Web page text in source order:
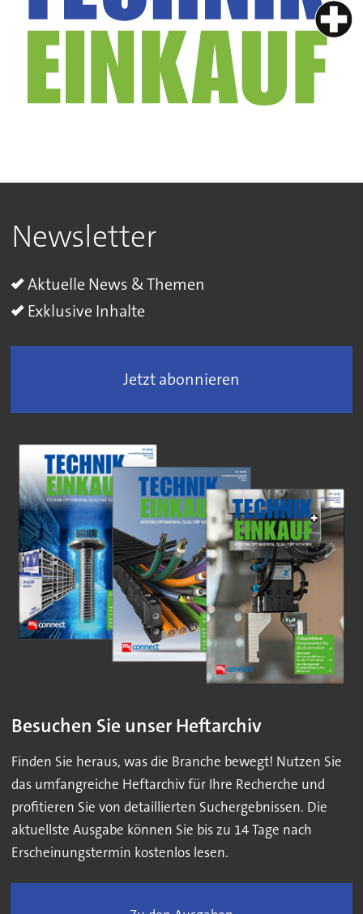
Newsletter
Aktuelle News & Themen
Exklusive Inhalte
Jetzt abonnieren
Besuchen Sie unser Heftarchiv
Finden Sie heraus, was die Branche bewegt! Nutzen Sie
das umfangreiche Heftarchiv für Ihre Recherche und
profitieren Sie von detaillierten Suchergebnissen. Die
aktuellste Ausgabe können Sie bis zu 14 Tage nach
Erscheinungstermin kostenlos lesen.